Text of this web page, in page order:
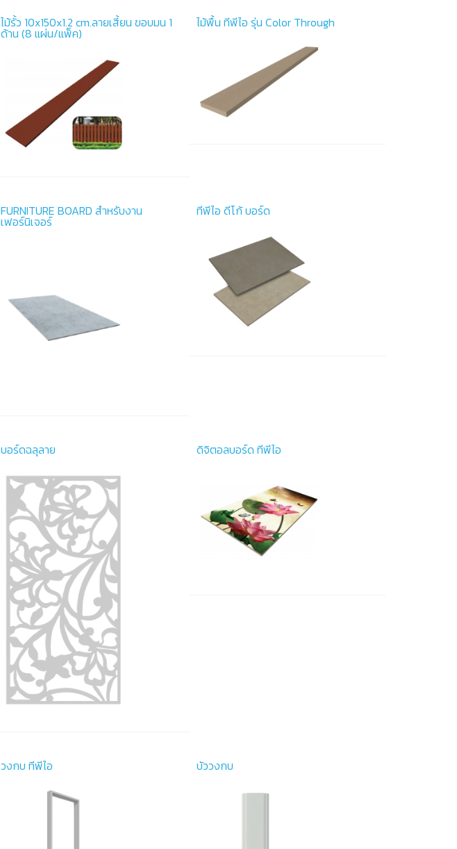
ไม้รั้ว 10x150x1.2 cm.ลายเสี้ยน ขอบมน 1
ด้าน (8 แผ่น/แพ็ค)
ไม้พื้น ทีพีไอ รุ่น Color Through
FURNITURE BOARD สำหรับงาน
เฟอร์นิเจอร์
ทีพีไอ ดีโก้ บอร์ด
บอร์ดฉลุลาย ดิจิตอลบอร์ด ทีพีไอ
วงกบ ทีพีไอ บัววงกบ